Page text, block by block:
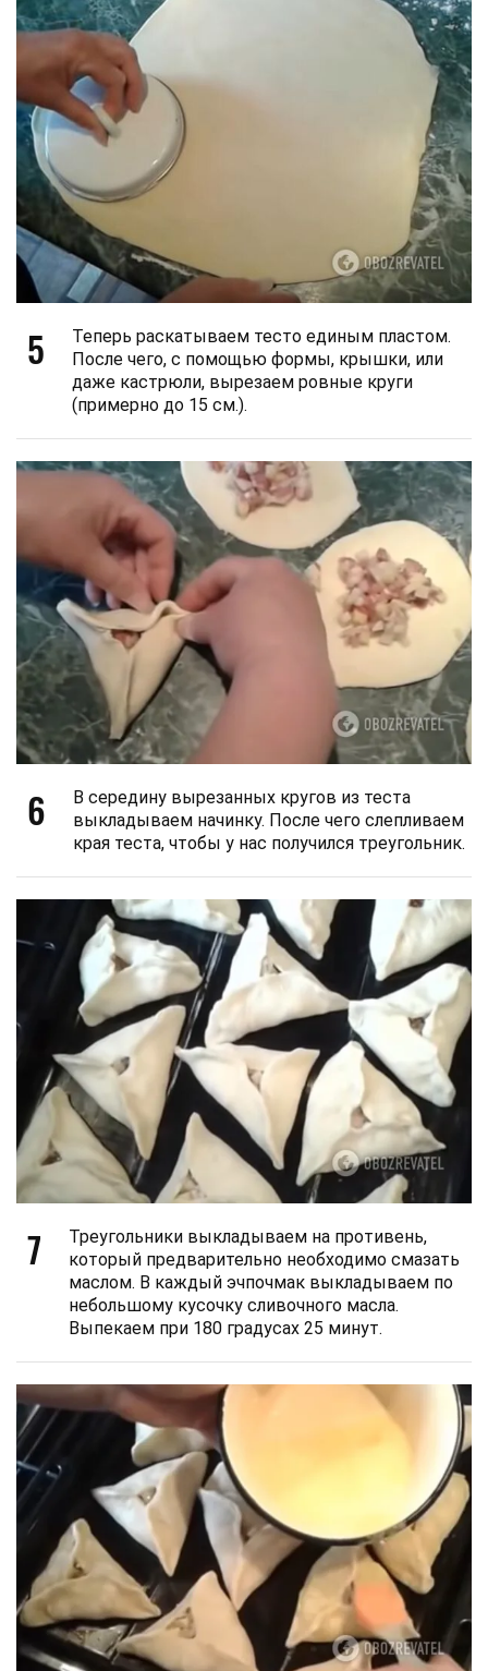
5
Теперь раскатываем тесто единым пластом.
После чего, с помощью формы, крышки, или
даже кастрюли, вырезаем ровные круги
(примерно до 15 см.).
6
В середину вырезанных кругов из теста
выкладываем начинку. После чего слепливаем
края теста, чтобы у нас получился треугольник.
7
Треугольники выкладываем на противень,
который предварительно необходимо смазать
маслом. В каждый эчпочмак выкладываем по
небольшому кусочку сливочного масла.
Выпекаем при 180 градусах 25 минут.